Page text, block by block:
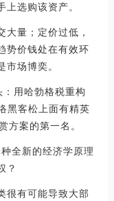
选购该资产。
大量；定价过低，
势价钱处在有效环
场博奕。
用哈勃格税重构
黑客松上面有精英
方案的第一名。
全新的经济学原理
？
很有可能导致大部